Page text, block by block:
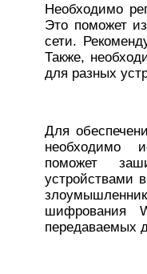
Необходимо
Это поможет
сети.
Также,
для разных
Для
необходимо
поможет
устройствами
шифрования
передаваемых